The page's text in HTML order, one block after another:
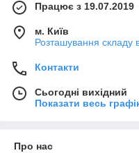
Працює з 19.07.2019
м. Київ
Розташування складу
Контакти
Сьогодні вихідний
Показати весь
Про нас